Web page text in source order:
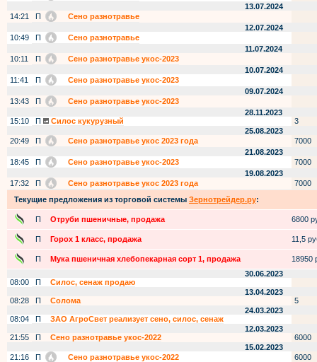
13.07.2024
14:21
П
Сено разнотравье
12.07.2024
10:49
П
Сено разнотравье
11.07.2024
10:11
П
Сено разнотравье укос-2023
10.07.2024
11:41
П
Сено разнотравье укос-2023
09.07.2024
13:43
П
Сено разнотравье укос-2023
28.11.2023
15:10
П Силос кукурузный
3
25.08.2023
20:49
П Сено разнотравье укос 2023 года
7000
21.08.2023
18:45
П Сено разнотравье укос-2023
7000
19.08.2023
17:32
П Сено разнотравье укос 2023 года
7000
Текущие предложения из торговой системы Зернотрейдер.ру:
П Отруби пшеничные, продажа 6800
П Горох 1 класс, продажа 11,5
П Мука пшеничная хлебопекарная сорт 1, продажа
18950
30.06.2023
08:00
П
Силос, сенаж продаю
13.04.2023
08:28
П Солома
5
24.03.2023
08:04
П
ЗАО АгроСвет реализует сено, силос, сенаж
12.03.2023
21:55
П Сено разнотравье укос-2022
6000
15.02.2023
21:16
П Сено разнотравье укос-2022
6000